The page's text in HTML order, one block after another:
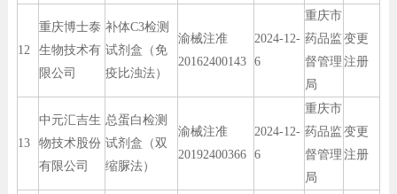
12
重庆博士泰
生物技术有
限公司
补体C3检测
试剂盒（免
疫比浊法）
渝械注准
20162400143
2024-12-
6
重庆市
药品监
督管理
局
变更
注册
13
中元汇吉生
物技术股份
有限公司
总蛋白检测
试剂盒（双
缩脲法）
渝械注准
20192400366
2024-12-
6
重庆市
药品监
督管理
局
变更
注册